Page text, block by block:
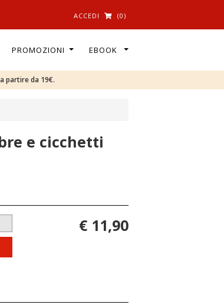
ACCEDI (0)
PROMOZIONI EBOOK
partire da 19€.
e cicchetti
€ 11,90